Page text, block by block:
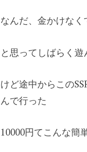
なんだ、金かけな
と思ってしばらく遊
けど途中からこの
んで行った
10000円てこんな簡